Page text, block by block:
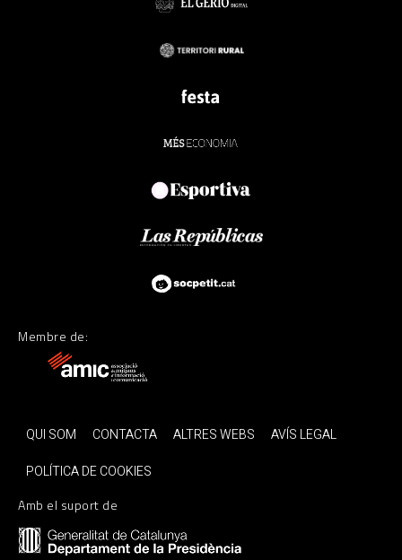
Membre de:
QUI SOM CONTACTA ALTRES WEBS
AVÍS LEGAL
POLÍTICA DE COOKIES
Amb el suport de